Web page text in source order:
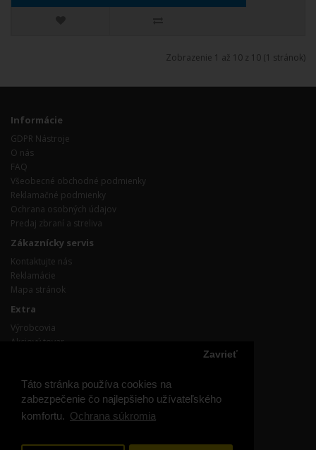
Táto stránka používa cookies na
zabezpečenie čo najlepšieho užívateľského
komfortu. Ochrana súkromia
Zavrieť
Zobrazenie 1 až 10 z 10 (1 stránok)
Informácie
GDPR Nástroje
O nás
FAQ
Všeobecné obchodné podmienky
Reklamačné podmienky
Ochrana osobných údajov
Predaj zbraní a streliva
Zákaznícky servis
Kontaktujte nás
Reklamácie
Mapa stránok
Extra
Výrobcovia
Akciový tovar
Účet
Objednávka
Obľúbené produkty
Prihláste / odhláste sa z odoberania noviniek